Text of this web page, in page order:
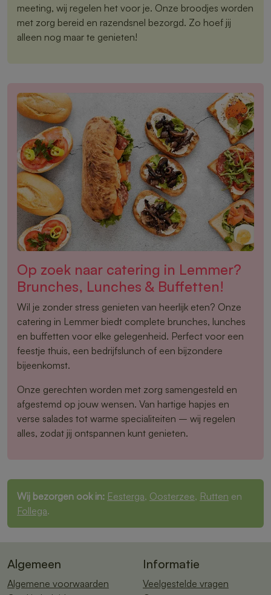
meeting, wij regelen het voor je. Onze broodjes worden
met zorg bereid en razendsnel bezorgd. Zo hoef jij
alleen nog maar te genieten!
Op zoek naar catering in Lemmer?
Brunches, Lunches & Buffetten!
Wil je zonder stress genieten van heerlijk eten? Onze
catering in Lemmer biedt complete brunches, lunches
en buffetten voor elke gelegenheid. Perfect voor een
feestje thuis, een bedrijfslunch of een bijzondere
bijeenkomst.
Onze gerechten worden met zorg samengesteld en
afgestemd op jouw wensen. Van hartige hapjes en
verse salades tot warme specialiteiten – wij regelen
alles, zodat jij ontspannen kunt genieten.
Wij bezorgen ook in: Eesterga, Oosterzee, Rutten en
Follega.
Algemeen
Algemene voorwaarden
Informatie
Veelgestelde vragen